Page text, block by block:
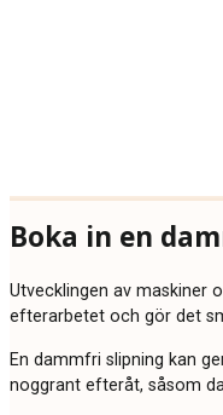
Boka in en
Utvecklingen av maskiner
efterarbetet och gör det
En dammfri slipning kan
noggrant efteråt, såsom